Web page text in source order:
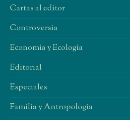
Cartas al editor
Controversia
Economía y Ecología
Editorial
Especiales
Familia y Antropología